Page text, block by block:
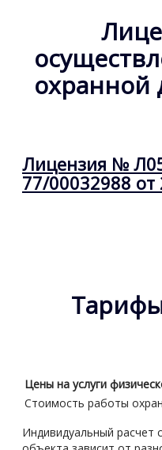
охранной
Лицензия №
77/00032988 от
Цены на услуги
Стоимость работы
Индивидуальный расчет